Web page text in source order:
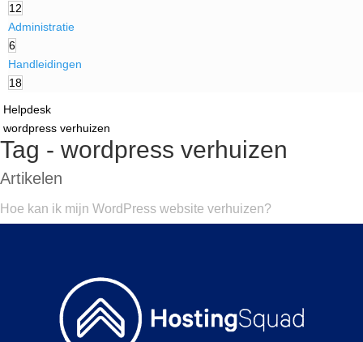
12
Administratie
6
Handleidingen
18
Helpdesk
wordpress verhuizen
Tag - wordpress verhuizen
Artikelen
Hoe kan ik mijn WordPress website verhuizen?